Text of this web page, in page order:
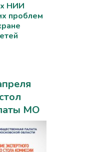
НИИ
проблем
МО